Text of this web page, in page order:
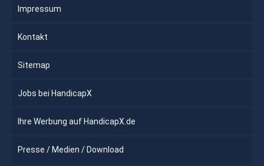
Impressum
Kontakt
Sitemap
Jobs bei HandicapX
Ihre Werbung auf HandicapX.de
Presse / Medien / Download